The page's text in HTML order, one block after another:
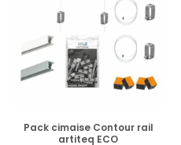
EN STOCK
Pack cimaise Contour rail
artiteq ECO